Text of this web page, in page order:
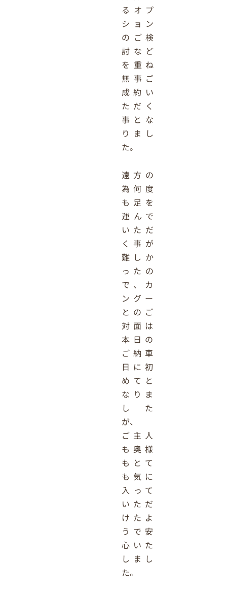
るオプ
ション
のご検
討など
を重ね
無事ご
成約い
ただく
事とな
りまし
た。
遠方の
為何度
も足を
運んで
いただ
く事が
難しか
ったの
で、カ
ングー
とのご
対面は
本日の
ご納車
日に初
めてと
なりま
した
が、
ご主人
も奥様
もとて
も気に
入って
いただ
けたよ
うで安
心いた
しまし
た。